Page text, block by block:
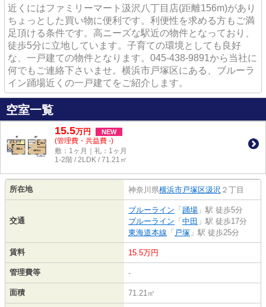
近くにはファミリーマート汲沢八丁目店(距離156m)があり
ちょっとした買い物に便利です。利便性を求める方もご満
足頂ける条件です。高ニーズな駅近の物件となっており、
徒歩5分に立地しています。子育ての環境としても良好
な、一戸建ての物件となります。045-438-9891から当社に
何でもご連絡下さいませ。横浜市戸塚区にある、ブルーラ
イン踊場近くの一戸建てをご紹介します。
空室一覧
15.5万円 NEW
(管理費・共益費 -)
敷：1ヶ月｜礼：1ヶ月
1-2階 / 2LDK / 71.21㎡
所在地 神奈川県横浜市戸塚区汲沢 ２丁目
交通
ブルーライン 「 踊場 」駅 徒歩5分
ブルーライン 「 中田 」駅 徒歩17分
東海道本線 「 戸塚 」駅 徒歩25分
賃料 15.5万円
管理費等 -
面積 71.21㎡